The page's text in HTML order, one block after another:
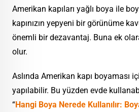
Amerikan kapıları yağlı boya ile
kapınızın yepyeni bir görünüme
önemli bir dezavantaj. Buna ek
olur.
Aslında Amerikan kapı boyaması
yapılabilir. Bu yüzden evde
“Hangi Boya Nerede Kullanılır: